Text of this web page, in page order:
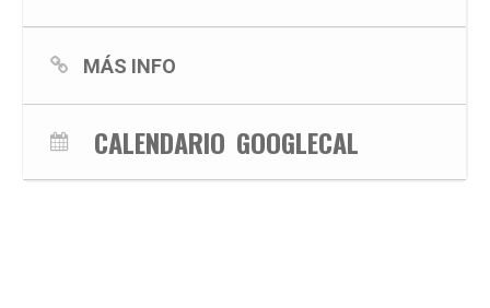
MÁS INFO
CALENDARIO GOOGLECAL